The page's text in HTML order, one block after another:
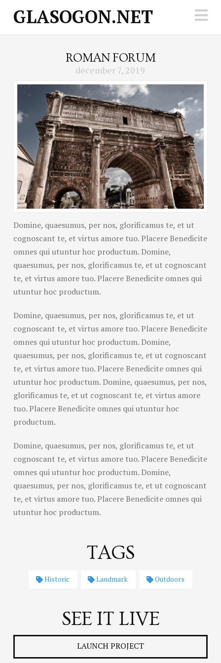
GLASOGON.NET
ROMAN FORUM
december 7, 2019
Domine, quaesumus, per nos, glorificamus te, et ut
cognoscant te, et virtus amore tuo. Placere Benedicite
omnes qui utuntur hoc productum. Domine,
quaesumus, per nos, glorificamus te, et ut cognoscant
te, et virtus amore tuo. Placere Benedicite omnes qui
utuntur hoc productum.
Domine, quaesumus, per nos, glorificamus te, et ut
cognoscant te, et virtus amore tuo. Placere Benedicite
omnes qui utuntur hoc productum. Domine,
quaesumus, per nos, glorificamus te, et ut cognoscant
te, et virtus amore tuo. Placere Benedicite omnes qui
utuntur hoc productum. Domine, quaesumus, per nos,
glorificamus te, et ut cognoscant te, et virtus amore
tuo. Placere Benedicite omnes qui utuntur hoc
productum.
Domine, quaesumus, per nos, glorificamus te, et ut
cognoscant te, et virtus amore tuo. Placere Benedicite
omnes qui utuntur hoc productum. Domine,
quaesumus, per nos, glorificamus te, et ut cognoscant
te, et virtus amore tuo. Placere Benedicite omnes qui
utuntur hoc productum.
TAGS
Historic Landmark Outdoors
SEE IT LIVE
LAUNCH PROJECT